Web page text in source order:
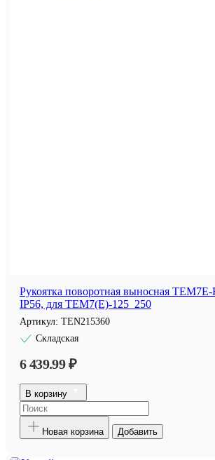
Рукоятка поворотная выносная
IP56, для TEM7(E)-125_250
Артикул: TEN215360
Складская
6 439.99 ₽
В корзину
Новая корзина Добавить